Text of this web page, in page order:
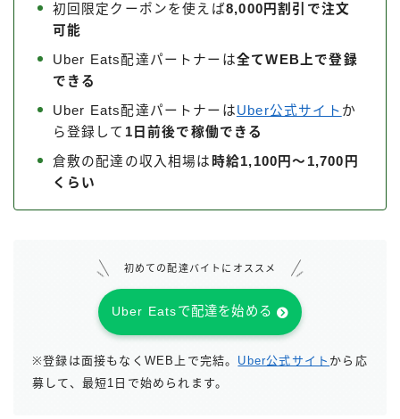
初回限定クーポンを使えば8,000円割引で注文
可能
Uber Eats配達パートナーは全てWEB上で登録
できる
Uber Eats配達パートナーはUber公式サイト か
ら登録して 1日前後で稼働できる
倉敷の配達の収入相場は 時給1,100円～1,700円
くらい
初めての配達バイトにオススメ
Uber Eatsで配達を始める
※登録は面接もなくWEB上で完結。 Uber公式サイト から応
募して、最短1日で始められます。